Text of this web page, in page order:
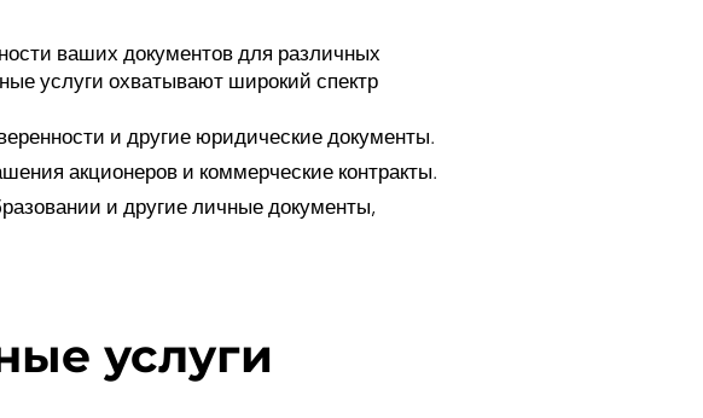
ваших документов для различных
услуги охватывают широкий спектр
и другие юридические документы.
акционеров и коммерческие контракты.
и другие личные документы,
услуги